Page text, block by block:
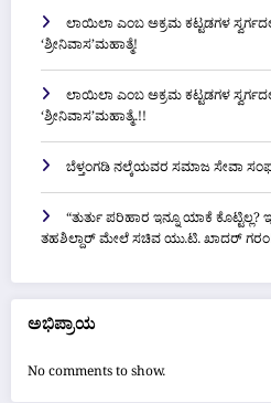
ಲಾಯಿಲಾ ಎಂಬ ಅಕ್ರಮ ಕಟ್ಟಡಗಳ
‘ಶ್ರೀನಿವಾಸ’ಮಹಾತ್ಮೆ!
ಲಾಯಿಲಾ ಎಂಬ ಅಕ್ರಮ ಕಟ್ಟಡಗಳ
‘ಶ್ರೀನಿವಾಸ’ಮಹಾತ್ಮೆ..!!
ಬೆಳ್ತಂಗಡಿ ನಲ್ಕೆಯವರ ಸಮಾಜ ಸೇವಾ
“ತುರ್ತು ಪರಿಹಾರ ಇನ್ನೂ ಯಾಕೆ ಕೊಟ್ಟಿಲ್ಲ?
ತಹಶಿಲ್ದಾರ್ ಮೇಲೆ ಸಚಿವ ಯು.ಟಿ. ಖಾದರ್
ಅಭಿಪ್ರಾಯ
No comments to show.